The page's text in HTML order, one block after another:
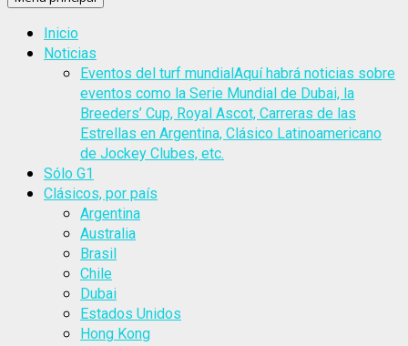
Inicio
Noticias
Eventos del turf mundialAquí habrá noticias sobre
eventos como la Serie Mundial de Dubai, la
Breeders’ Cup, Royal Ascot, Carreras de las
Estrellas en Argentina, Clásico Latinoamericano
de Jockey Clubes, etc.
Sólo G1
Clásicos, por país
Argentina
Australia
Brasil
Chile
Dubai
Estados Unidos
Hong Kong